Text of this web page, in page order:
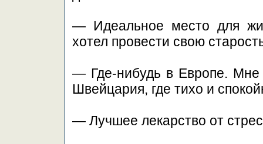
— Идеальное место для
хотел провести свою
— Где-нибудь в Европе. Мне
Швейцария, где тихо и
— Лучшее лекарство от